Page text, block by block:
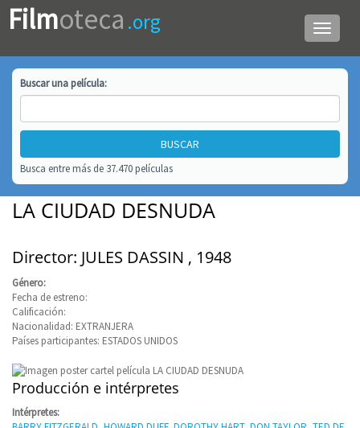
Menú
de
Filmoteca .org
Buscar unapelícula:
Busca entre más de 37.470 películas
LA CIUDAD DESNUDA
Director: JULES DASSIN , 1948
Género:
Fecha de estreno:
Calificación:
Nacionalidad: EXTRANJERA
Países participantes: ESTADOS UNIDOS
Producción e intérpretes
Intérpretes: